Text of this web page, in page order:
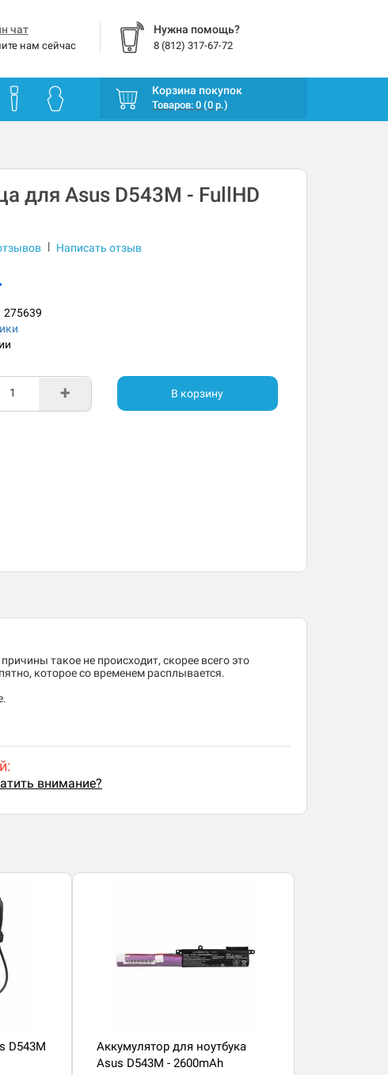
чат
нам сейчас
Нужна помощь?
8 (812) 317-67-72
Корзина покупок
Товаров: 0 (0 р.)
для Asus D543M - FullHD
| Написать отзыв
275639
+ В корзину
такое не происходит, скорее всего это
которое со временем расплывается.
внимание?
D543M
Аккумулятор для ноутбука
Asus D543M - 2600mAh